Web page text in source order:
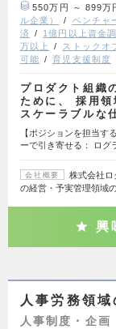
550万円 ～ 899万
ル企業）
ベンチャ
済
1億円以上資金
万以上
ストックオ
可能
育児支援制度
プロダクト組織
ために、 採用領
スケーラブルな
【ポジションを担当す
ーで引き寄せる： ログ
会社概要
株式会社ロ
の経営・予実管理領域
興
人事労務領
人事制度・企画